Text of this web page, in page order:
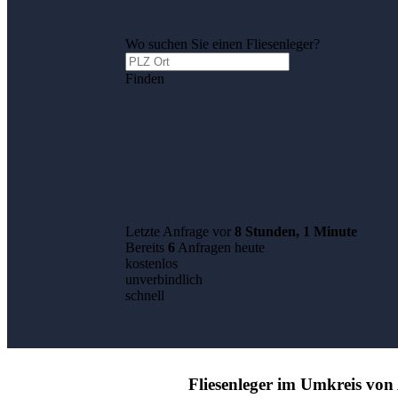
Wo suchen Sie einen Fliesenleger?
Finden
Letzte Anfrage vor 8 Stunden, 1 Minute
Bereits 6Anfragen heute
kostenlos
unverbindlich
schnell
Fliesenleger im Umkreis von